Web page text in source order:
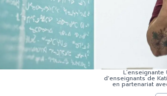
d'enseignants de
en partenariat